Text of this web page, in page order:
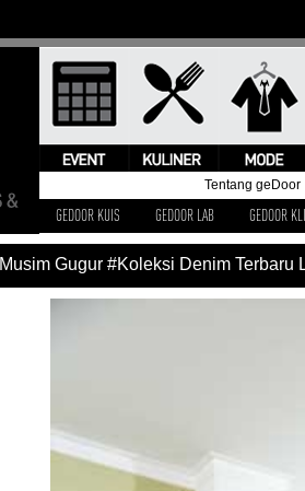
Tentang geDoor
GEDOOR KUIS GEDOOR LAB GEDOOR
Gugur #Koleksi Denim Terbaru